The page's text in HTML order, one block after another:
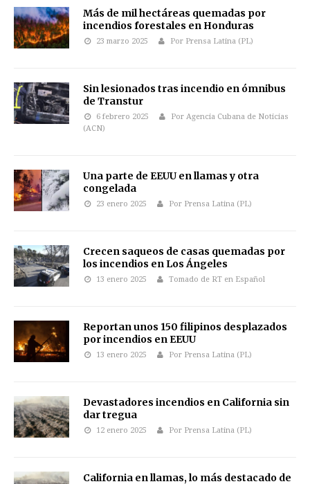
Más de mil hectáreas quemadas por
incendios forestales en Honduras
23 marzo 2025 Por Prensa Latina (PL)
Sin lesionados tras incendio en ómnibus
de Transtur
6 febrero 2025
Por Agencia Cubana de Noticias
(ACN)
Una parte de EEUU en llamas y otra
congelada
23 enero 2025 Por Prensa Latina (PL)
Crecen saqueos de casas quemadas por
los incendios en Los Ángeles
13 enero 2025 Tomado de RT en Español
Reportan unos 150 filipinos desplazados
por incendios en EEUU
13 enero 2025 Por Prensa Latina (PL)
Devastadores incendios en California sin
dar tregua
12 enero 2025 Por Prensa Latina (PL)
California en llamas, lo más destacado de